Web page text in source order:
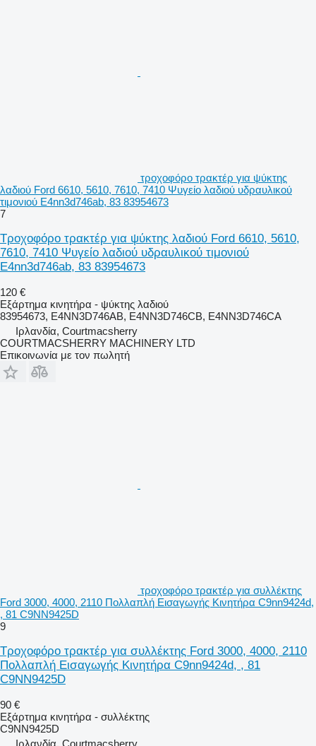
τροχοφόρο τρακτέρ για ψύκτης
λαδιού Ford 6610, 5610, 7610, 7410 Ψυγείο λαδιού υδραυλικού
τιμονιού E4nn3d746ab, 83 83954673
7
Τροχοφόρο τρακτέρ για ψύκτης λαδιού Ford 6610, 5610,
7610, 7410 Ψυγείο λαδιού υδραυλικού τιμονιού
E4nn3d746ab, 83 83954673
120 €
Εξάρτημα κινητήρα - ψύκτης λαδιού
83954673, E4NN3D746AB, E4NN3D746CB, E4NN3D746CA
Ιρλανδία, Courtmacsherry
COURTMACSHERRY MACHINERY LTD
Επικοινωνία με τον πωλητή
τροχοφόρο τρακτέρ για συλλέκτης
Ford 3000, 4000, 2110 Πολλαπλή Εισαγωγής Κινητήρα C9nn9424d,
, 81 C9NN9425D
9
Τροχοφόρο τρακτέρ για συλλέκτης Ford 3000, 4000, 2110
Πολλαπλή Εισαγωγής Κινητήρα C9nn9424d, , 81
C9NN9425D
90 €
Εξάρτημα κινητήρα - συλλέκτης
C9NN9425D
Ιρλανδία, Courtmacsherry